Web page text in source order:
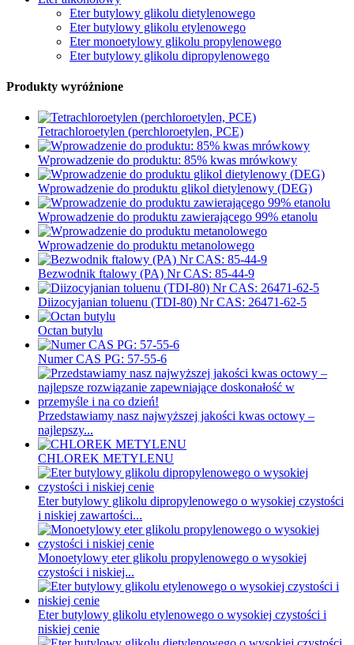
Eter butylowy glikolu dietylenowego
Eter butylowy glikolu etylenowego
Eter monoetylowy glikolu propylenowego
Eter butylowy glikolu dipropylenowego
Produkty wyróżnione
Tetrachloroetylen (perchloroetylen, PCE)
Wprowadzenie do produktu: 85% kwas mrówkowy
Wprowadzenie do produktu glikol dietylenowy (DEG)
Wprowadzenie do produktu zawierającego 99% etanolu
Wprowadzenie do produktu metanolowego
Bezwodnik ftalowy (PA) Nr CAS: 85-44-9
Diizocyjanian toluenu (TDI-80) Nr CAS: 26471-62-5
Octan butylu
Numer CAS PG: 57-55-6
Przedstawiamy nasz najwyższej jakości kwas octowy –
najlepszy...
CHLOREK METYLENU
Eter butylowy glikolu dipropylenowego o wysokiej czystości
i niskiej zawartości...
Monoetylowy eter glikolu propylenowego o wysokiej
czystości i niskiej...
Eter butylowy glikolu etylenowego o wysokiej czystości i
niskiej cenie